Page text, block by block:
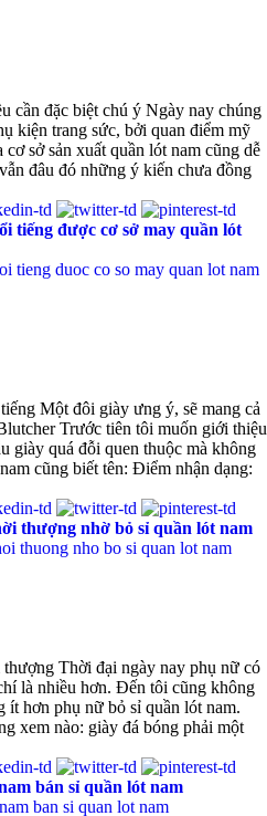
cần đặc biệt chú ý Ngày nay chúng
kiện trang sức, bởi quan điểm mỹ
sở sản xuất quần lót nam cũng dễ
đâu đó những ý kiến chưa đồng
tiếng được cơ sở may quần lót
Một đôi giày ưng ý, sẽ mang cả
Trước tiên tôi muốn giới thiệu
giày quá đỗi quen thuộc mà không
cũng biết tên: Điểm nhận dạng:
thượng nhờ bỏ sỉ quần lót nam
Thời đại ngày nay phụ nữ có
là nhiều hơn. Đến tôi cũng không
ít hơn phụ nữ bỏ sỉ quần lót nam.
xem nào: giày đá bóng phải một
bán sỉ quần lót nam